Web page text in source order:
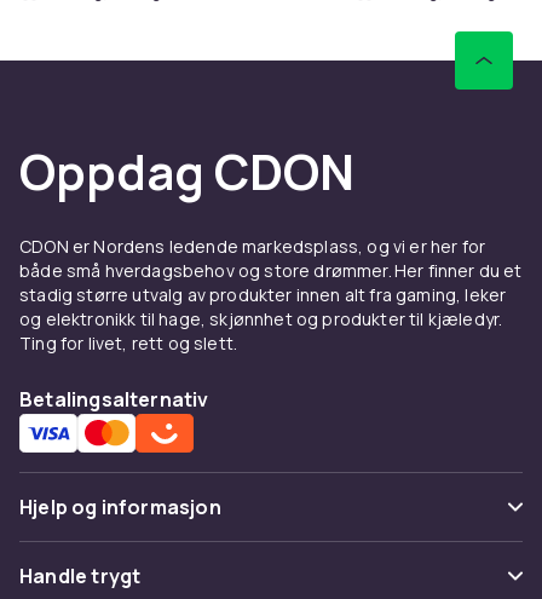
Oppdag CDON
CDON er Nordens ledende markedsplass, og vi er her for
både små hverdagsbehov og store drømmer. Her finner du et
stadig større utvalg av produkter innen alt fra gaming, leker
og elektronikk til hage, skjønnhet og produkter til kjæledyr.
Ting for livet, rett og slett.
Betalingsalternativ
Hjelp og informasjon
Vanlige spørsmål
Handle trygt